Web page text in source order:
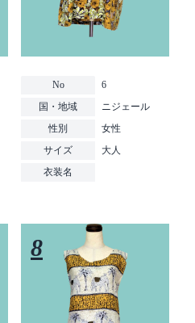
No
6
国・地域
ニジェール
性別
女性
サイズ
大人
衣装名
8